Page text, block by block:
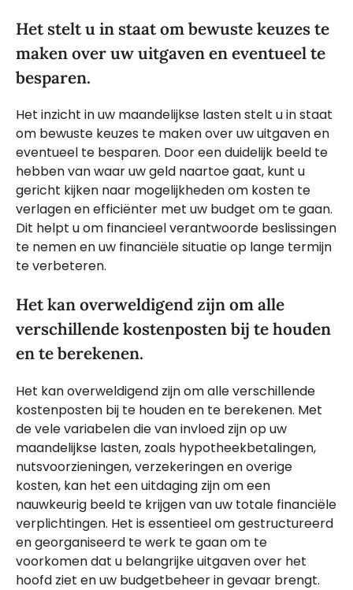
Het stelt u in staat om bewuste keuzes te
maken over uw uitgaven en eventueel te
besparen.
Het inzicht in uw maandelijkse lasten stelt u in staat
om bewuste keuzes te maken over uw uitgaven en
eventueel te besparen. Door een duidelijk beeld te
hebben van waar uw geld naartoe gaat, kunt u
gericht kijken naar mogelijkheden om kosten te
verlagen en efficiënter met uw budget om te gaan.
Dit helpt u om financieel verantwoorde beslissingen
te nemen en uw financiële situatie op lange termijn
te verbeteren.
Het kan overweldigend zijn om alle
verschillende kostenposten bij te houden
en te berekenen.
Het kan overweldigend zijn om alle verschillende
kostenposten bij te houden en te berekenen. Met
de vele variabelen die van invloed zijn op uw
maandelijkse lasten, zoals hypotheekbetalingen,
nutsvoorzieningen, verzekeringen en overige
kosten, kan het een uitdaging zijn om een
nauwkeurig beeld te krijgen van uw totale financiële
verplichtingen. Het is essentieel om gestructureerd
en georganiseerd te werk te gaan om te
voorkomen dat u belangrijke uitgaven over het
hoofd ziet en uw budgetbeheer in gevaar brengt.